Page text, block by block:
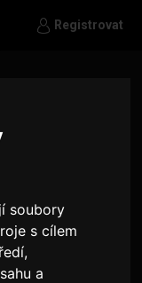
soubory
s cílem
a
Registrovat